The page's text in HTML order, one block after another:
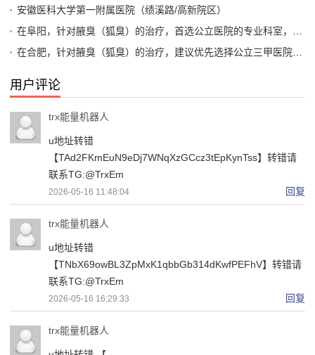
安徽医科大学第一附属医院（绩溪路/高新院区）
用户评论
trx能量机器人
u地址转错
【TAd2FKmEuN9eDj7WNqXzGCcz3tEpKynTss】转错请
联系TG:@TrxEm
2026-05-16 11:48:04 回复
trx能量机器人
u地址转错
【TNbX69owBL3ZpMxK1qbbGb314dKwfPEFhV】转错请
联系TG:@TrxEm
2026-05-16 16:29:33 回复
trx能量机器人